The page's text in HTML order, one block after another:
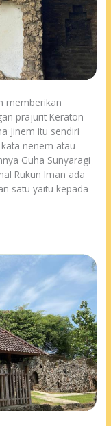
memberikan
prajurit Keraton
Jinem itu sendiri
nenem atau
Guha Sunyaragi
Rukun Iman ada
satu yaitu kepada